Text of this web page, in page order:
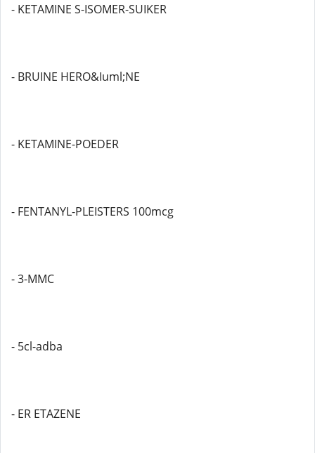
- KETAMINE S-ISOMER-SUIKER
- BRUINE HERO&Iuml;NE
- KETAMINE-POEDER
- FENTANYL-PLEISTERS 100mcg
- 3-MMC
- 5cl-adba
- ER ETAZENE